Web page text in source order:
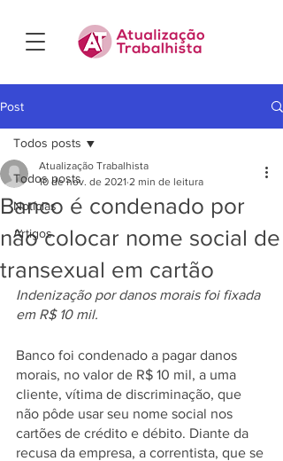
Post
Todos posts
Notícias
Artigos
Todos posts
Banco é condenado por
não colocar nome social de
transexual em cartão
Atualização Trabalhista
10 de nov. de 2021 2 min de leitura
Indenização por danos morais foi fixada
em R$ 10 mil.
Banco foi condenado a pagar danos
morais, no valor de R$ 10 mil, a uma
cliente, vítima de discriminação, que
não pôde usar seu nome social nos
cartões de crédito e débito. Diante da
recusa da empresa, a correntista, que se